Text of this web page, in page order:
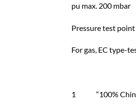
pu max. 200 mbar
Pressure test
For gas, EC type-
1 “100%